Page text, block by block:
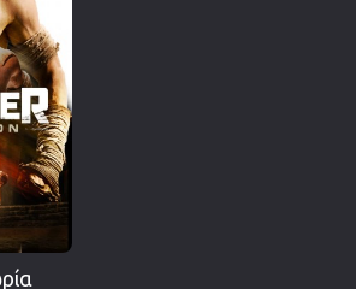
Θρίλερ
Ιστορικές
Καταστροφής
Κλασσικές